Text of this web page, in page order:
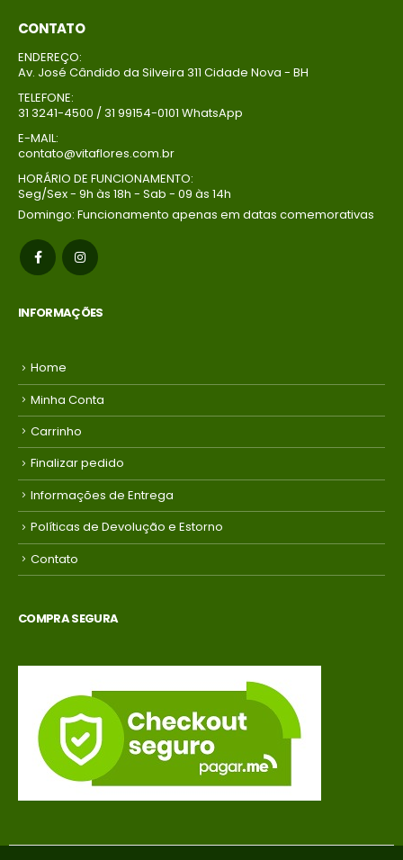
loja)
Buque Core P
0out of 5
R$198,00
R$198,00no
credito avista,
(P/ mais
condições
contato com a
loja)
Buque Core P
condições
CONTATO
ENDEREÇO:
Av. José Cândido da Silveira 311 Cidade Nova - BH
TELEFONE:
31 3241-4500 / 31 99154-0101 WhatsApp
E-MAIL:
contato@vitaflores.com.br
HORÁRIO DE FUNCIONAMENTO:
Seg/Sex - 9h às 18h - Sab - 09 às 14h
Domingo: Funcionamento apenas em datas comemorativas
INFORMAÇÕES
Home
Minha Conta
Carrinho
Finalizar pedido
Informações de Entrega
Políticas de Devolução e Estorno
Contato
COMPRA SEGURA